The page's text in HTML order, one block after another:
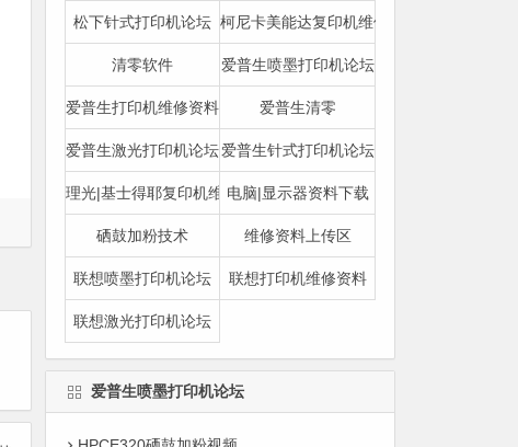
松下针式打印机论坛 柯尼卡美能达复印机维修资料
清零软件 爱普生喷墨打印机论坛
爱普生打印机维修资料 爱普生清零
爱普生激光打印机论坛爱普生针式打印机论坛
理光|基士得耶复印机维修资料电脑|显示器资料下载
硒鼓加粉技术 维修资料上传区
联想喷墨打印机论坛 联想打印机维修资料
联想激光打印机论坛
爱普生喷墨打印机论坛